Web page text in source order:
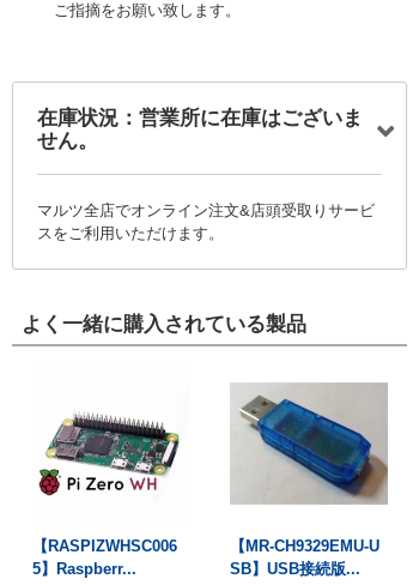
ご指摘をお願い致します。
在庫状況：営業所に在庫はございま
せん。
マルツ全店でオンライン注文&店頭受取りサービ
スをご利用いただけます。
よく一緒に購入されている製品
【RASPIZWHSC006
5】Raspberr...
【MR-CH9329EMU-U
SB】USB接続版...